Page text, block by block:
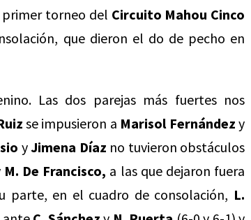
primer torneo del Circuito Mahou Cinco
que dieron el do de pecho en
Las dos parejas más fuertes nos
se impusieron a Marisol Fernández y
yJimena Díaz no tuvieron obstáculos
M. De Francisco, a las que dejaron fuera
en el cuadro de consolación, L.